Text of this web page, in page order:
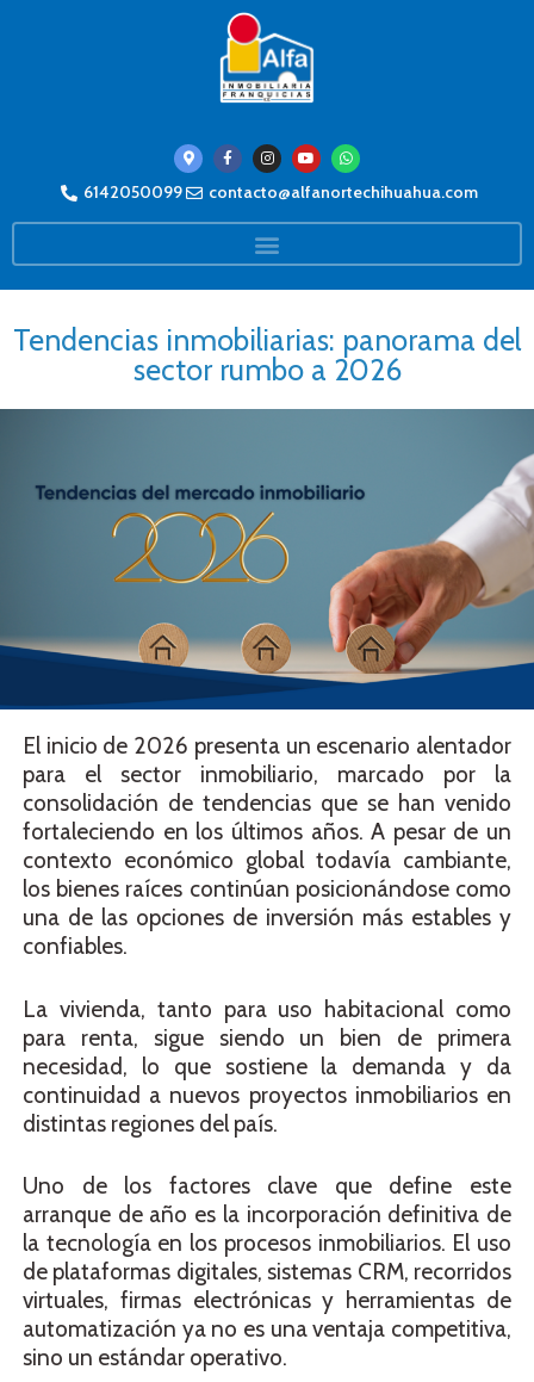
6142050099 contacto@alfanortechihuahua.com
Tendencias inmobiliarias: panorama del
sector rumbo a 2026
El inicio de 2026 presenta un escenario alentador
para el sector inmobiliario, marcado por la
consolidación de tendencias que se han venido
fortaleciendo en los últimos años. A pesar de un
contexto económico global todavía cambiante,
los bienes raíces continúan posicionándose como
una de las opciones de inversión más estables y
confiables.
La vivienda, tanto para uso habitacional como
para renta, sigue siendo un bien de primera
necesidad, lo que sostiene la demanda y da
continuidad a nuevos proyectos inmobiliarios en
distintas regiones del país.
Uno de los factores clave que define este
arranque de año es la incorporación definitiva de
la tecnología en los procesos inmobiliarios. El uso
de plataformas digitales, sistemas CRM, recorridos
virtuales, firmas electrónicas y herramientas de
automatización ya no es una ventaja competitiva,
sino un estándar operativo.